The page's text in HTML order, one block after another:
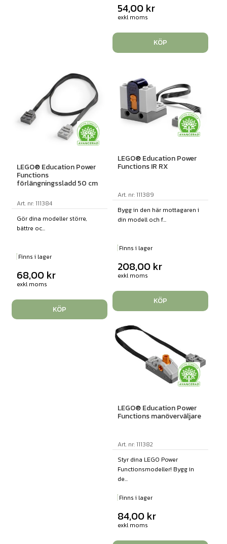
54,00 kr
exkl moms
KÖP
LEGO® Education Power
Functions
förlängningssladd 50 cm
Art. nr: 111384
Gör dina modeller större,
bättre oc...
Finns i lager
68,00 kr
exkl moms
KÖP
LEGO® Education Power
Functions IR RX
Art. nr: 111389
Bygg in den här mottagaren i
din modell och f...
Finns i lager
208,00 kr
exkl moms
KÖP
LEGO® Education Power
Functions manöverväljare
Art. nr: 111382
Styr dina LEGO Power
Functionsmodeller! Bygg in
de...
Finns i lager
84,00 kr
exkl moms